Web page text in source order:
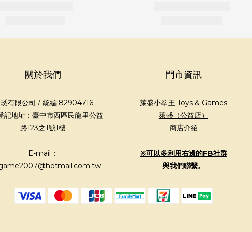
關於我們
有限公司 / 統編 82904716
記地址：臺中市西區民龍里公益
路123之1號1樓
E-mail：
門市資訊
萊盛小拳王 Toys & Games
萊盛（公益店）
商店介紹
※可以多利用右邊的FB社群
與我們聯繫。